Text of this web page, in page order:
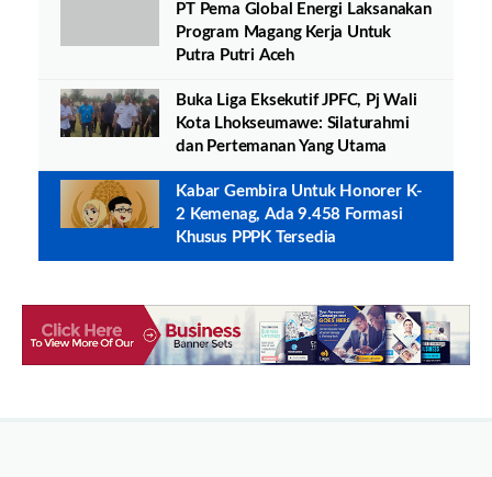
PT Pema Global Energi Laksanakan
Program Magang Kerja Untuk
Putra Putri Aceh
Buka Liga Eksekutif JPFC, Pj Wali
Kota Lhokseumawe: Silaturahmi
dan Pertemanan Yang Utama
Kabar Gembira Untuk Honorer K-
2 Kemenag, Ada 9.458 Formasi
Khusus PPPK Tersedia